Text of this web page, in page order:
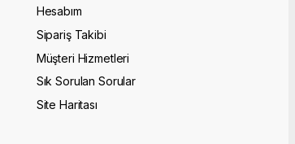
Hesabım
Sipariş Takibi
Müşteri Hizmetleri
Sık Sorulan Sorular
Site Haritası